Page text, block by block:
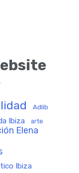
Adlib
Ibiza arte
Elena
Ibiza